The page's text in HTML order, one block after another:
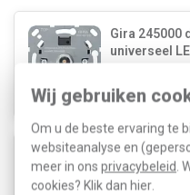
Wij gebruiken
Om u de beste ervaring te
websiteanalyse en
meer in ons privacybeleid.
cookies? Klik dan hier.
Gira 245000
universeel
110,94
Gira 245500
universeel